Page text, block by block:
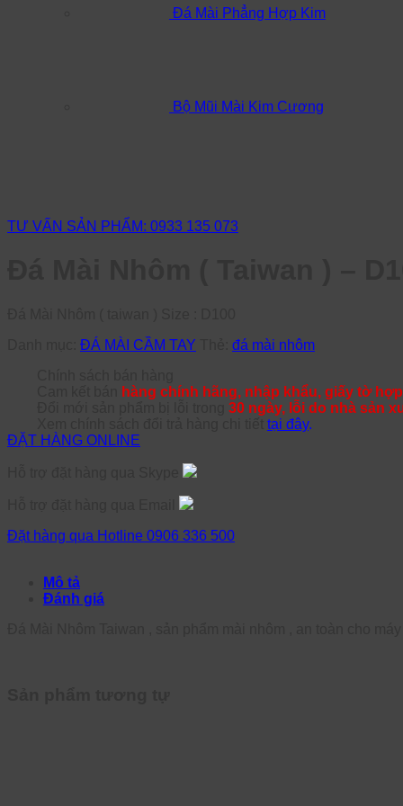
Đá Mài Phẳng Hợp Kim
Bộ Mũi Mài Kim Cương
TƯ VẤN SẢN PHẨM: 0933 135 073
ĐÁ MÀI CẦM TAY
đá mài nhôm
hàng chính hãng, nhập khẩu, giấy tờ
30 ngày, lỗi do nhà sản
tại đây.
ĐẶT HÀNG ONLINE
Đặt hàng qua Hotline 0906 336 500
Mô tả
Đánh giá